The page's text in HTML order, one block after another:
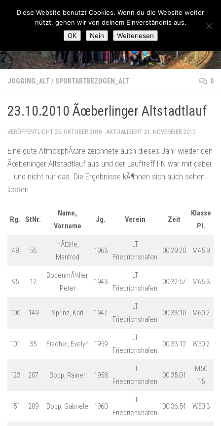
Zum Inhalt springen
Lauftreff-FN
JOGGING_ALT/ SPORTARTBEZOGEN_ALT 0
23.10.2010 Ãœberlinger Altstadtlauf
VERÖFFENTLICHT 25. OKTOBER 2010 · AKTUALISIERT 21. NOVEMBER 2010
Eine gute AtmosphÃ¤re zeichnete auch dieses Jahr wieder den
Ãœberlinger Altstadtlauf aus und der Lauftreff FN war mit dabei.
… und nicht nur das. Die Ergebnisse kÃ¶nnen sich auch sehen
lassen:
Rg. StNr.
Name,
Vorname
Jg. Verein Zeit
Klasse
Pl.
48 56
HÃ¤rle,
Manfred
1963
LT
Friedrichshafen
00:29:20 M45 9
95 12
BodenmÃ¼ller,
Peter
1943
LT
Friedrichshafen
00:32:57 M65 3
100 149 Sprinz, Karl 1947
LT
Friedrichshafen
00:33:10 M60 2
101 35 Fischer, Evelyn 1959
LT
Friedrichshafen
00:33:12 W50 2
123 207 Bopp, Rainer 1958
LT
Friedrichshafen
00:35:01
M50
15
151 209 Bopp, Gabriele 1960
LT
Friedrichshafen
00:36:54 W50 3
Diese Website benutzt Cookies. Wenn du die Website weiter
nutzt, gehen wir von deinem Einverständnis aus.
OK
Nein Weiterlesen